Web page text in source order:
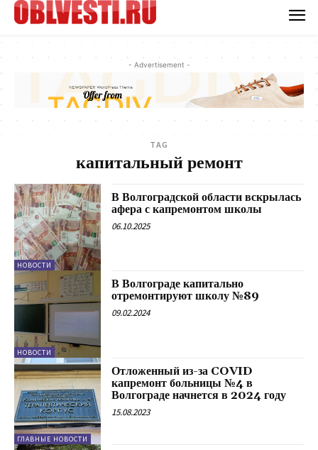
- Advertisement -
TAG
капитальный ремонт
НОВОСТИ
В Волгоградской области вскрылась
афера с капремонтом школы
06.10.2025
НОВОСТИ
В Волгограде капитально
отремонтируют школу №89
09.02.2024
ГЛАВНЫЕ НОВОСТИ
Отложенный из-за COVID
капремонт больницы №4 в
Волгограде начнется в 2024 году
15.08.2023